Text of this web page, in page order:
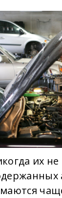
ДЖЕДАИ
драйва,
их